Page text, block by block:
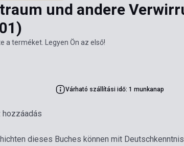
und andere
a terméket. Legyen Ön az első!
Várható szállítási idő: 1 munkanap
hozzáadás
dieses Buches können mit